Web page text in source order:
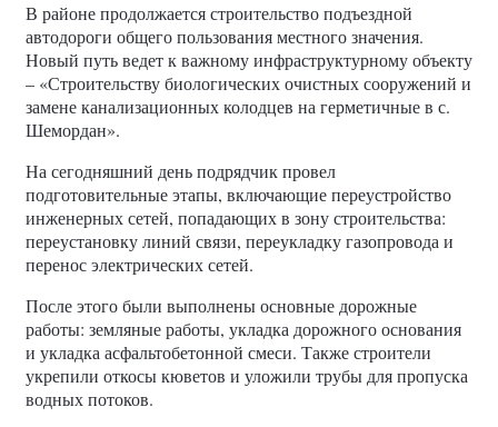
В районе продолжается строительство подъездной
автодороги общего пользования местного значения.
Новый путь ведет к важному инфраструктурному объекту
– «Строительству биологических очистных сооружений и
замене канализационных колодцев на герметичные в с.
Шемордан».
На сегодняшний день подрядчик провел
подготовительные этапы, включающие переустройство
инженерных сетей, попадающих в зону строительства:
переустановку линий связи, переукладку газопровода и
перенос электрических сетей.
После этого были выполнены основные дорожные
работы: земляные работы, укладка дорожного основания
и укладка асфальтобетонной смеси. Также строители
укрепили откосы кюветов и уложили трубы для пропуска
водных потоков.